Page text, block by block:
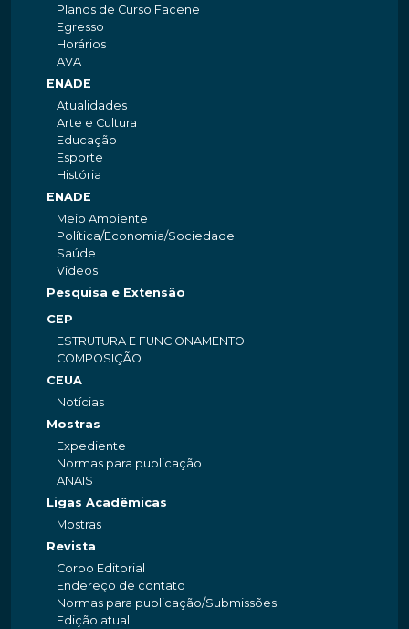
Planos de Curso Facene
Egresso
Horários
AVA
ENADE
Atualidades
Arte e Cultura
Educação
Esporte
História
ENADE
Meio Ambiente
Política/Economia/Sociedade
Saúde
Videos
Pesquisa e Extensão
CEP
ESTRUTURA E FUNCIONAMENTO
COMPOSIÇÃO
CEUA
Notícias
Mostras
Expediente
Normas para publicação
ANAIS
Ligas Acadêmicas
Mostras
Revista
Corpo Editorial
Endereço de contato
Normas para publicação/Submissões
Edição atual